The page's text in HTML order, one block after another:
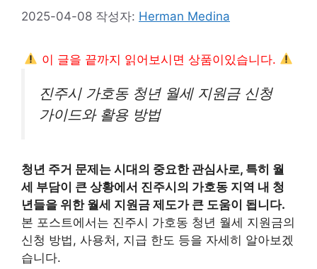
2025-04-08 작성자: Herman Medina
이 글을 끝까지 읽어보시면 상품이있습니다.
진주시 가호동 청년 월세 지원금 신청
가이드와 활용 방법
청년 주거 문제는 시대의 중요한 관심사로, 특히 월
세 부담이 큰 상황에서 진주시의 가호동 지역 내 청
년들을 위한 월세 지원금 제도가 큰 도움이 됩니다.
본 포스트에서는 진주시 가호동 청년 월세 지원금의
신청 방법, 사용처, 지급 한도 등을 자세히 알아보겠
습니다.